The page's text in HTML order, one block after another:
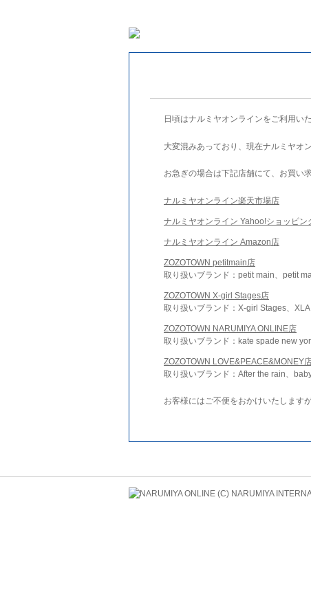
日頃はナルミヤオンラインをご利用い
大変混みあっており、現在ナルミヤオ
お急ぎの場合は下記店舗にて、お買い
ナルミヤオンライン楽天市場店
ナルミヤオンライン Yahoo!ショッピン
ナルミヤオンライン Amazon店
ZOZOTOWN petitmain店
取り扱いブランド：petit main、petit
ZOZOTOWN X-girl Stages店
取り扱いブランド：X-girl Stages、
ZOZOTOWN NARUMIYA ONLINE店
取り扱いブランド：kate spade new
ZOZOTOWN LOVE&PEACE&MONEY
取り扱いブランド：After the rain、
お客様にはご不便をおかけいたします